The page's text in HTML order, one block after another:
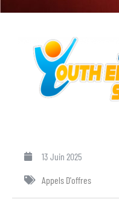
13 Juin 2025
Appels D'offres